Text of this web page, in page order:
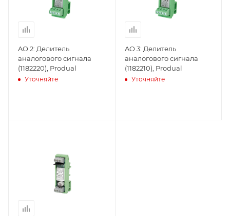
AO 2: Делитель
аналогового сигнала
(1182220), Produal
Уточняйте
AO 3: Делитель
аналогового сигнала
(1182210), Produal
Уточняйте